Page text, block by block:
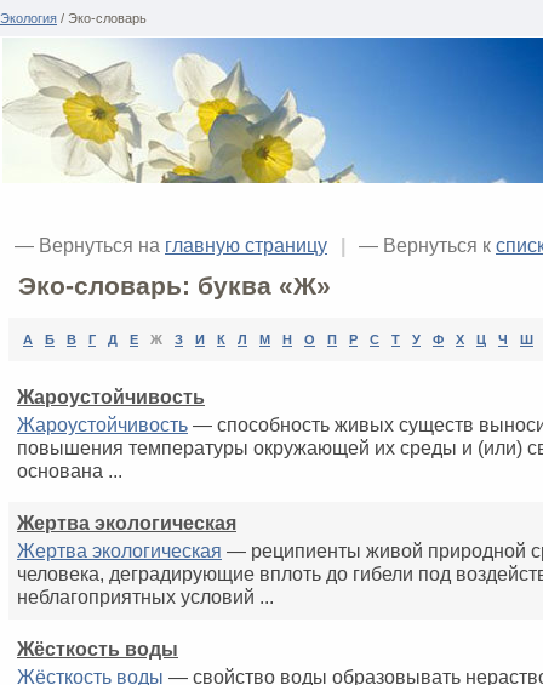
Экология / Эко-словарь
— Вернуться на главную страницу | — Вернуться к
Эко-словарь: буква «Ж»
А Б В Г Д Е Ж З И К Л М Н О П Р С Т У Ф Х Ц Ч Ш
Жароустойчивость
Жароустойчивость — способность живых существ
повышения температуры окружающей их среды и (или)
основана ...
Жертва экологическая
Жертва экологическая — реципиенты живой природной
человека, деградирующие вплоть до гибели под
неблагоприятных условий ...
Жёсткость воды
Жёсткость воды — свойство воды образовывать